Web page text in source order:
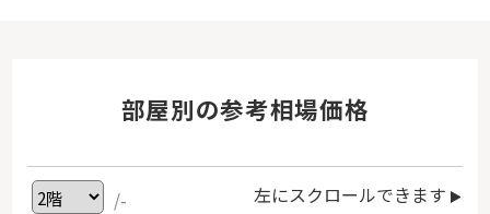
部屋別の参考相場価格
/- 左にスクロールできます